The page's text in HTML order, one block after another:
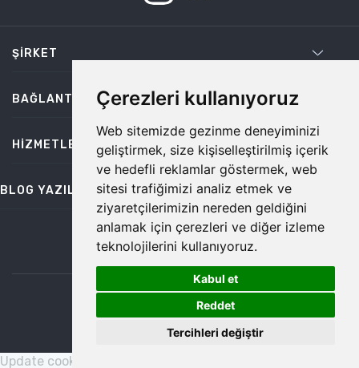
Çerezleri kullanıyoruz
Web sitemizde gezinme deneyiminizi
geliştirmek, size kişiselleştirilmiş içerik
ve hedefli reklamlar göstermek, web
sitesi trafiğimizi analiz etmek ve
ziyaretçilerimizin nereden geldiğini
anlamak için çerezleri ve diğer izleme
teknolojilerini kullanıyoruz.
Kabul et
Reddet
Tercihleri değiştir
ŞIRKET
BAĞLANTILAR
HIZMETLER
BLOG YAZILARI
bilgi@temiz.co
©2026 Temiz, Her Hakkı Saklıdır.
Update cookies preferences